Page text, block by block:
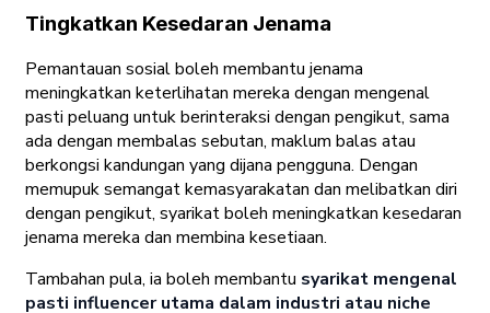
Tingkatkan Kesedaran Jenama
Pemantauan sosial boleh membantu jenama
meningkatkan keterlihatan mereka dengan mengenal
pasti peluang untuk berinteraksi dengan pengikut, sama
ada dengan membalas sebutan, maklum balas atau
berkongsi kandungan yang dijana pengguna. Dengan
memupuk semangat kemasyarakatan dan melibatkan diri
dengan pengikut, syarikat boleh meningkatkan kesedaran
jenama mereka dan membina kesetiaan.
Tambahan pula, ia boleh membantu syarikat mengenal
pasti influencer utama dalam industri atau niche